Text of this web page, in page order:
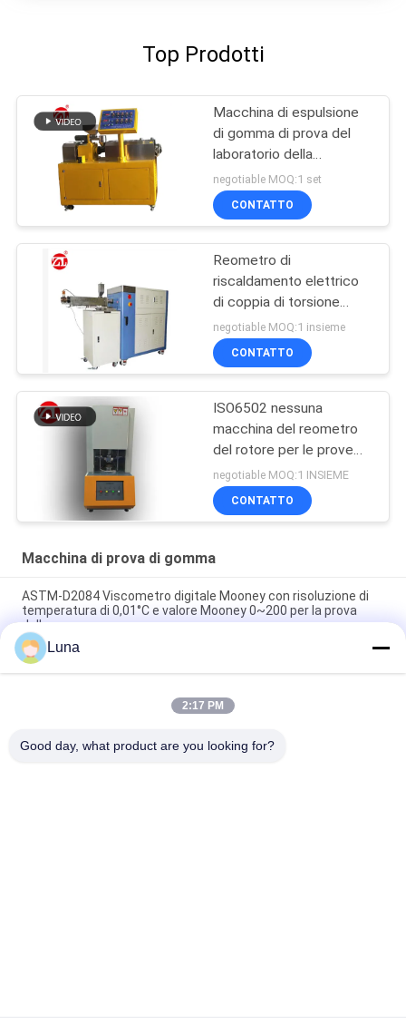
Top Prodotti
Macchina di espulsione
di gomma di prova del
laboratorio della
macchina della vite di
gomma del gemello per
PA del PC del PVC
negotiable MOQ:1 set
CONTATTO
Reometro di
riscaldamento elettrico
di coppia di torsione
60ML più la gamma 0-
300Nm di coppia di
torsione del miscelatore
negotiable MOQ:1 insieme
CONTATTO
ISO6502 nessuna
macchina del reometro
del rotore per le prove
della gomma
negotiable MOQ:1 INSIEME
CONTATTO
Macchina di prova di gomma
ASTM-D2084 Viscometro digitale Mooney con risoluzione di
temperatura di 0,01°C e valore Mooney 0~200 per la prova
della gomma
Macchina di prova di gomma utilizzata laboratorio del singolo
del chip reometro di controllo senza rotore
Tester di impatto digitale ISO 180 con velocità di impatto di
Luna
2:17 PM
Good day, what product are you looking for?